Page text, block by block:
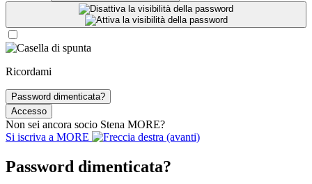
Ricordami
Password dimenticata?
Accesso
Non sei ancora socio Stena MORE?
Si iscriva a MORE
Password dimenticata?